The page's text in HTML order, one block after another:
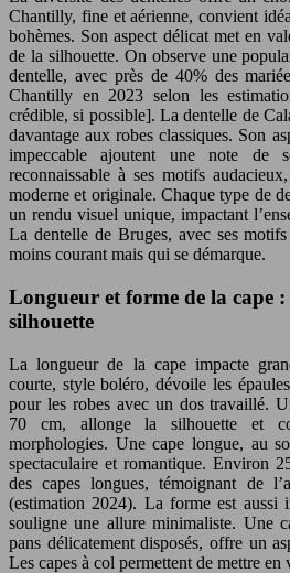
Chantilly, fine et aérienne, convient
bohèmes. Son aspect délicat met en
de la silhouette. On observe une
dentelle, avec près de 40% des
Chantilly en 2023 selon les
crédible, si possible]. La dentelle de
davantage aux robes classiques. Son
impeccable ajoutent une note de
reconnaissable à ses motifs
moderne et originale. Chaque type de
un rendu visuel unique, impactant
La dentelle de Bruges, avec ses
moins courant mais qui se démarque.
Longueur et forme de la cape
silhouette
La longueur de la cape impacte
courte, style boléro, dévoile les
pour les robes avec un dos travaillé.
70 cm, allonge la silhouette et
morphologies. Une cape longue, au
spectaculaire et romantique. Environ
des capes longues, témoignant de
(estimation 2024). La forme est aussi
souligne une allure minimaliste. Une
pans délicatement disposés, offre un
Les capes à col permettent de mettre